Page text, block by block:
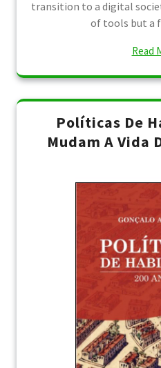
transition to a digital
of tools but a
Read
Políticas De
Mudam A Vida